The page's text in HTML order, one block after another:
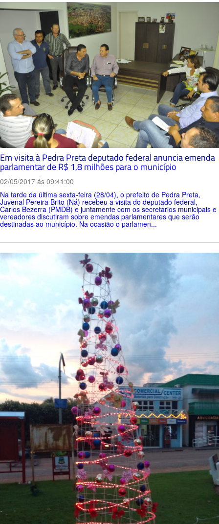
Em visita à Pedra Preta deputado federal anuncia emenda
parlamentar de R$ 1,8 milhões para o município
02/05/2017 ás 09:41:00
Na tarde da última sexta-feira (28/04), o prefeito de Pedra Preta,
Juvenal Pereira Brito (Ná) recebeu a visita do deputado federal,
Carlos Bezerra (PMDB) e juntamente com os secretários municipais e
vereadores discutiram sobre emendas parlamentares que serão
destinadas ao município. Na ocasião o parlamen...